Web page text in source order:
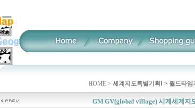
HOME > 세계지도특별기획Ⅰ > 월드타임
GM GV(global village) 시계세계지